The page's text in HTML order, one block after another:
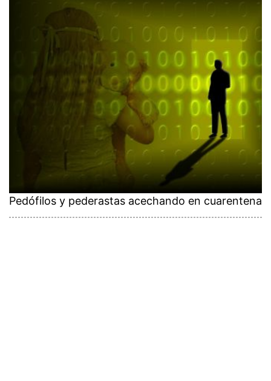
Pedófilos y pederastas acechando en cuarentena